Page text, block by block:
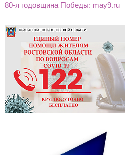
80-я годовщина Победы: may9.ru